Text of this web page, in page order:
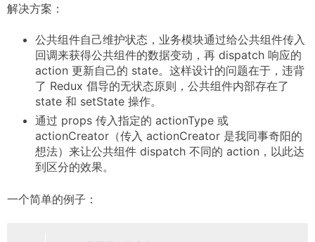
解决方案：
公共组件自己维护状态，业务模块通过给公共组件传入
回调来获得公共组件的数据变动，再 dispatch 响应的
action 更新自己的 state。这样设计的问题在于，违背
了 Redux 倡导的无状态原则，公共组件内部存在了
state 和 setState 操作。
通过 props 传入指定的 actionType 或
actionCreator（传入 actionCreator 是我同事奇阳的
想法）来让公共组件 dispatch 不同的 action，以此达
到区分的效果。
一个简单的例子：